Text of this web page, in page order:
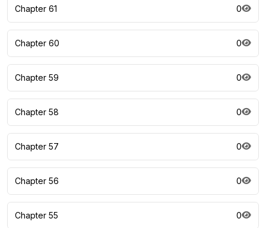
Chapter 61 0
Chapter 60 0
Chapter 59 0
Chapter 58 0
Chapter 57 0
Chapter 56 0
Chapter 55 0